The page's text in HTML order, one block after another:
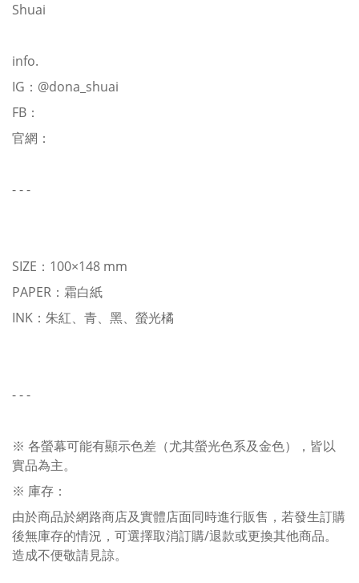
Shuai
info.
IG： @dona_shuai
FB：
官網：
- - -
SIZE：100×148 mm
PAPER：霜白紙
INK：朱紅、青、黑、螢光橘
- - -
※ 各螢幕可能有顯示色差（尤其螢光色系及金色），皆以
實品為主。
※ 庫存：
由於商品於網路商店及實體店面同時進行販售，若發生訂購
後無庫存的情況，可選擇取消訂購/退款或更換其他商品。
造成不便敬請見諒。